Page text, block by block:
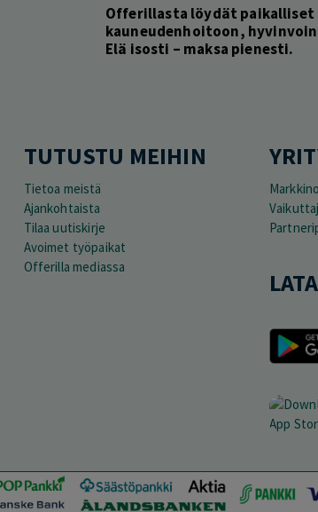
Offerillasta löydät
kauneudenhoitoon,
Elä isosti – maksa pienesti.
TUTUSTU MEIHIN
Tietoa meistä
Ajankohtaista
Tilaa uutiskirje
Avoimet työpaikat
Offerilla mediassa